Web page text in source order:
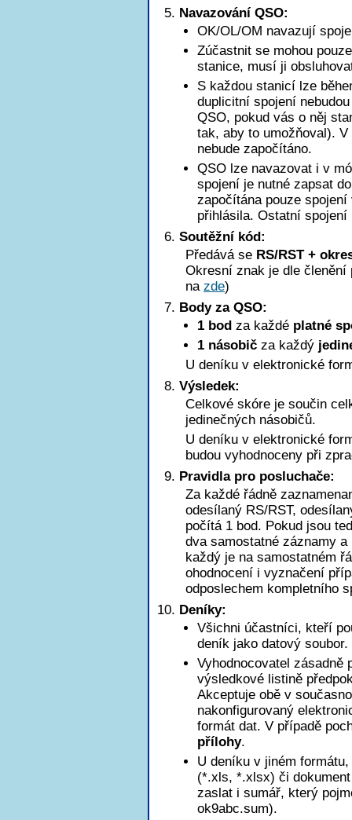
Navazování QSO:
OK/OL/OM navazují
Zúčastnit se mohou
stanice, musí ji
S každou stanicí lze
duplicitní spojení
QSO, pokud vás o něj
tak, aby to umožňoval).
nebude započítáno.
QSO lze navazovat i v
spojení je nutné zapsat
započítána pouze
přihlásila. Ostatní spojení
Soutěžní kód:
Předává se RS/RST +
Okresní znak je dle členění
na zde)
Body za QSO:
1 bod za každé platné
1 násobič za každý
U deníku v elektronické
Výsledek:
Celkové skóre je součin
jedinečných násobičů.
U deníku v elektronické
budou vyhodnoceny při
Pravidla pro posluchače:
Za každé řádně
odesílaný RS/RST,
počítá 1 bod. Pokud jsou
dva samostatné záznamy
každý je na samostatném
ohodnocení i vyznačení
odposlechem kompletního
Deníky:
Všichni účastníci, kteří
deník jako datový soubor.
Vyhodnocovatel zásadně
výsledkové listině
Akceptuje obě v
nakonfigurovaný
formát dat. V případě
přílohy.
U deníku v jiném
(*.xls, *.xlsx) či
zaslat i sumář, který
ok9abc.sum).